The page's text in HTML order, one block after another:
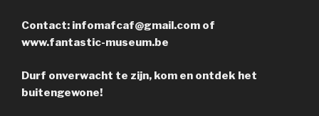
Contact: infomafcaf@gmail.com of
www.fantastic-museum.be
Durf onverwacht te zijn, kom en ontdek het
buitengewone!